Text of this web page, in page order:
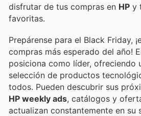
disfrutar de tus compras en HP y
favoritas.
Prepárense para el Black Friday,
compras más esperado del año!
posiciona como líder, ofreciendo
selección de productos
todos. Pueden descubrir sus
HP weekly ads, catálogos y
actualizan constantemente en su